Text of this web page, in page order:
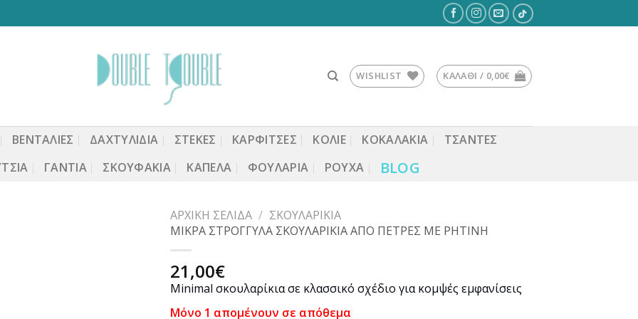
WISHLIST ΚΑΛΆΘΙ / 0,00€
ΒΕΝΤΆΛΙΕΣ ΔΑΧΤΥΛΙΔΙΑ ΣΤΈΚΕΣ ΚΑΡΦΙΤΣΕΣ ΚΟΛΙΕ ΚΟΚΑΛΆΚΙΑ
ΤΣΆΝΤΕΣ
ΓΆΝΤΙΑ ΣΚΟΥΦΆΚΙΑ ΚΑΠΈΛΑ ΦΟΥΛΆΡΙΑ ΡΟΎΧΑ BLOG
ΑΡΧΙΚΉ ΣΕΛΊΔΑ / ΣΚΟΥΛΑΡΊΚΙΑ
ΜΙΚΡΑ ΣΤΡΟΓΓΥΛΑ ΣΚΟΥΛΑΡΙΚΙΑ ΑΠΟ ΠΕΤΡΕΣ ΜΕ ΡΗΤΙΝΗ
21,00€
Minimal σκουλαρίκια σε κλασσικό σχέδιο για κομψές εμφανίσεις
Μόνο 1 απομένουν σε απόθεμα